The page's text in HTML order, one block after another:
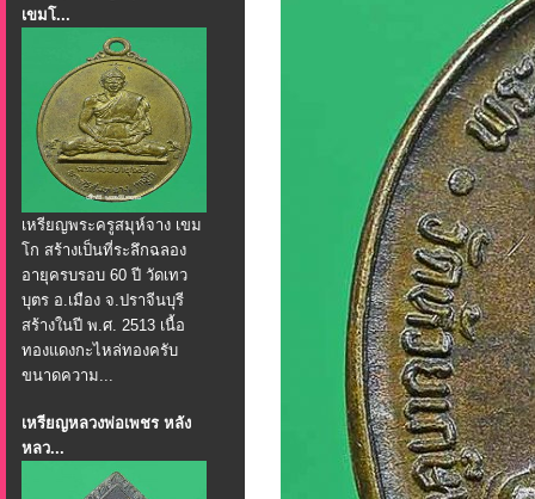
เขมโ...
เหรียญพระครูสมุห์จาง เขม
โก สร้างเป็นที่ระลึกฉลอง
อายุครบรอบ 60 ปี วัดเทว
บุตร อ.เมือง จ.ปราจีนบุรี
สร้างในปี พ.ศ. 2513 เนื้อ
ทองแดงกะไหล่ทองครับ
ขนาดความ...
เหรียญหลวงพ่อเพชร หลัง
หลว...